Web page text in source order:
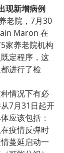
现新增病例
老院，7月30
Maron 在
家养老院机构
定程序，这
进行了检
情况下有必
7月31日起开
应该包括：
疫情反弹时
蔓延启动一